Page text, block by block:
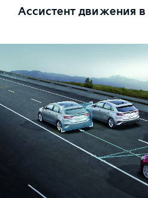
Ассистент движения в